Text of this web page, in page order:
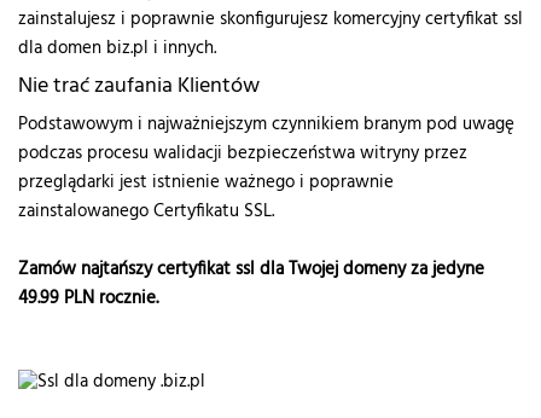
zainstalujesz i poprawnie skonfigurujesz komercyjny certyfikat ssl
dla domen biz.pl i innych.
Nie trać zaufania Klientów
Podstawowym i najważniejszym czynnikiem branym pod uwagę
podczas procesu walidacji bezpieczeństwa witryny przez
przeglądarki jest istnienie ważnego i poprawnie
zainstalowanego Certyfikatu SSL.
Zamów najtańszy certyfikat ssl dla Twojej domeny za jedyne
49.99 PLN rocznie.